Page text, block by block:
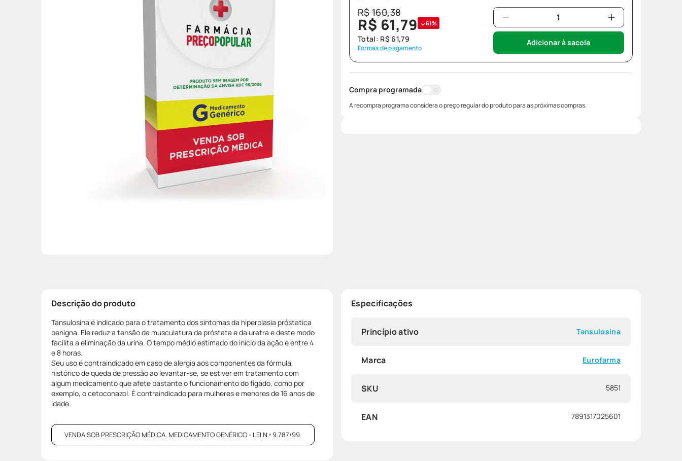
R$160,38
R$ 61,79 61%
Total: R$ 61,79
Formas de pagamento
Adicionar à sacola
Compra programada
A recompra programa considera o preço regular do produto para as próximas compras.
Descrição do produto
Tansulosina é indicado para o tratamento dos sintomas da hiperplasia próstatica
benigna. Ele reduz a tensão da musculatura da próstata e da uretra e deste modo
facilita a eliminação da urina. O tempo médio estimado do início da ação é entre 4
e 8 horas.
Seu uso é contraindicado em caso de alergia aos componentes da fórmula,
histórico de queda de pressão ao levantar-se, se estiver em tratamento com
algum medicamento que afete bastante o funcionamento do fígado, como por
exemplo, o cetoconazol. É contraindicado para mulheres e menores de 16 anos de
idade.
VENDA SOB PRESCRIÇÃO MÉDICA. MEDICAMENTO GENÉRICO - LEI N.º 9.787/99.
Especificações
Princípio ativo Tansulosina
Marca Eurofarma
SKU 5851
EAN 7891317025601